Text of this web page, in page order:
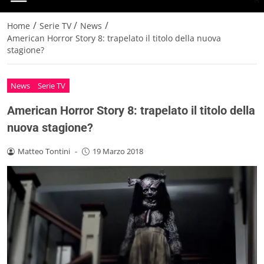
Home / Serie TV / News /
American Horror Story 8: trapelato il titolo della nuova
stagione?
News Serie TV
American Horror Story 8: trapelato il titolo della
nuova stagione?
Matteo Tontini - 19 Marzo 2018